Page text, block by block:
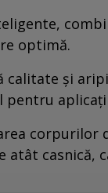
optimă.
și
pentru
casnică,